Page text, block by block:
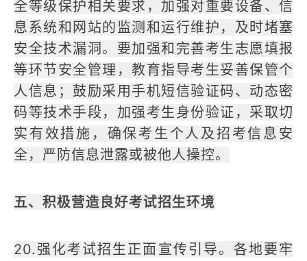
全等级保护相关要求，加强对重要设备、信
息系统和网站的监测和运行维护，及时堵塞
安全技术漏洞。要加强和完善考生志愿填报
等环节安全管理，教育指导考生妥善保管个
人信息；鼓励采用手机短信验证码、动态密
码等技术手段，加强考生身份验证，采取切
实有效措施，确保考生个人及招考信息安
全，严防信息泄露或被他人操控。
五、积极营造良好考试招生环境
20.强化考试招生正面宣传引导。各地要牢